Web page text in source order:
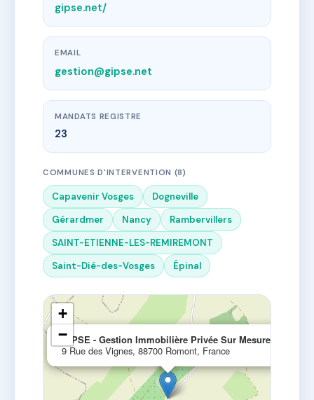
gipse.net/
EMAIL
gestion@gipse.net
MANDATS REGISTRE
23
COMMUNES D'INTERVENTION (8)
Capavenir Vosges
Dogneville
Gérardmer
Nancy
Rambervillers
SAINT-ETIENNE-LES-REMIREMONT
Saint-Dié-des-Vosges
Épinal
GIPSE - Gestion Immobilière Privée Sur Mesure
9 Rue des Vignes, 88700 Romont, France
+
−